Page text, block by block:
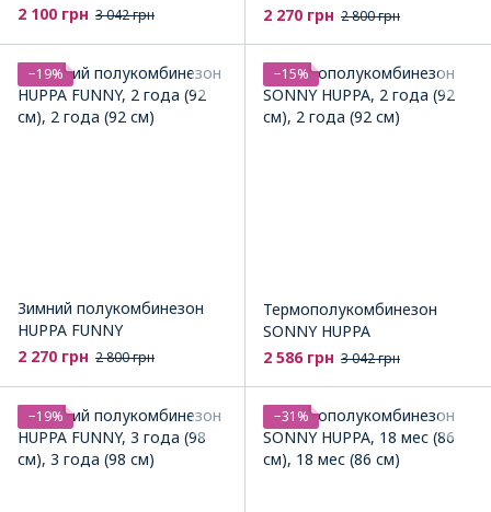
2 100 грн 3 042 грн
2 270 грн 2 800 грн
−19%
Зимний полукомбинезон
HUPPA FUNNY
2 270 грн 2 800 грн
−15%
Термополукомбинезон
SONNY HUPPA
2 586 грн 3 042 грн
−19% −31%